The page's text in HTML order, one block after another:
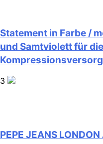
Statement in Farbe /
und Samtviolett für
3
PEPE JEANS